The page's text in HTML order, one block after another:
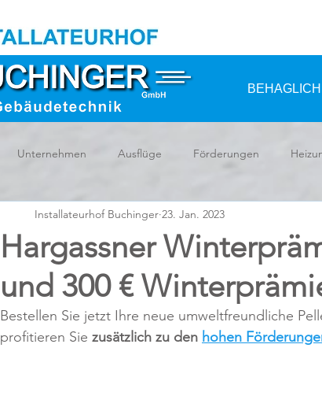
Unternehmen Ausflüge Förderungen
Hargassner
und 300 €
Installateurhof Buchinger 23. Jan. 2023
Bestellen Sie jetzt Ihre neue umweltfreundliche
profitieren Sie zusätzlich zu den hohen